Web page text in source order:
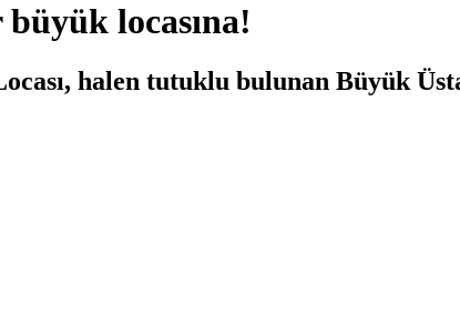
locasına!
halen tutuklu bulunan Büyük